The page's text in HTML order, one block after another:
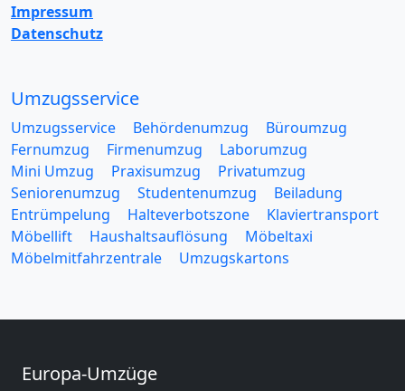
Impressum
Datenschutz
Umzugsservice
Umzugsservice Behördenumzug
Büroumzug
Fernumzug
Firmenumzug
Laborumzug
Mini Umzug
Praxisumzug
Privatumzug
Seniorenumzug
Studentenumzug
Beiladung
Entrümpelung
Halteverbotszone
Klaviertransport
Möbellift
Haushaltsauflösung
Möbeltaxi
Möbelmitfahrzentrale
Umzugskartons
Europa-Umzüge